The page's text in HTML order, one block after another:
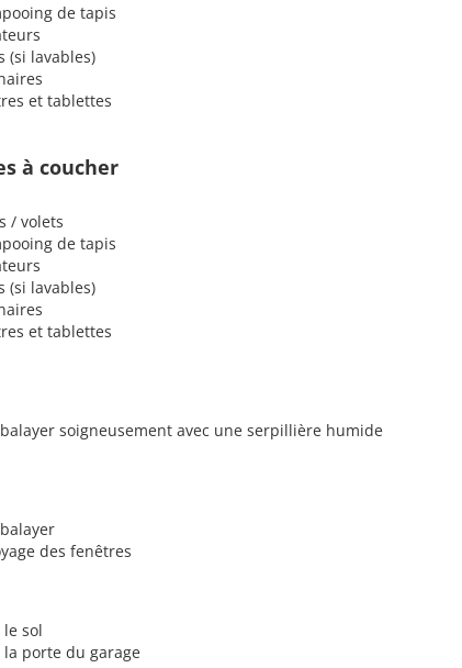
de tapis
(si lavables)
et tablettes
à coucher
/ volets
de tapis
(si lavables)
et tablettes
soigneusement avec une serpillière humide
des fenêtres
le sol
la porte du garage